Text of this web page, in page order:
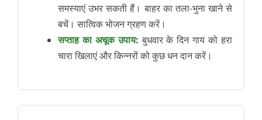
समस्याएं उभर सकती हैं। बाहर का तला-भुना खाने से
बचें। सात्विक भोजन ग्रहण करें।
सप्ताह का अचूक उपाय: बुधवार के दिन गाय को हरा
चारा खिलाएं और किन्नरों को कुछ धन दान करें।